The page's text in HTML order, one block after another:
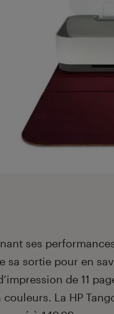
ses
sa sortie pour en
de 11
couleurs. La HP